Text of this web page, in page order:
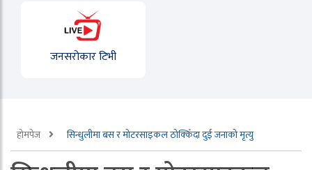
जनसरोकार टिभी
होमपेज सिन्धुलीमा बस र मोटरसाइकल ठोक्किँदा दुई जनाको मृत्यु